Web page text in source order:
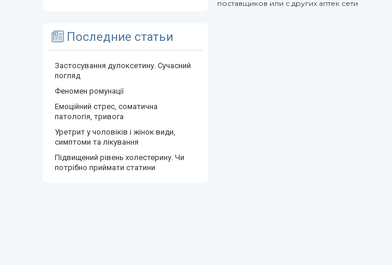
Последние статьи
Застосування дулоксетину. Сучасний
погляд
Феномен ромунації
Емоційний стрес, соматична
патологія, тривога
Уретрит у чоловіків і жінок види,
симптоми та лікування
Підвищений рівень холестерину. Чи
потрібно приймати статини
поставщиков или с других аптек сети